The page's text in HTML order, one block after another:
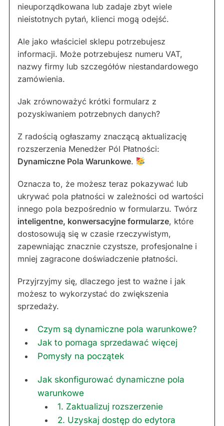
nieuporządkowana lub zadaje zbyt wiele
nieistotnych pytań, klienci mogą odejść.
Ale jako właściciel sklepu potrzebujesz
informacji. Może potrzebujesz numeru VAT,
nazwy firmy lub szczegółów niestandardowego
zamówienia.
Jak zrównoważyć krótki formularz z
pozyskiwaniem potrzebnych danych?
Z radością ogłaszamy znaczącą aktualizację
rozszerzenia Menedżer Pól Płatności:
Dynamiczne Pola Warunkowe.
Oznacza to, że możesz teraz pokazywać lub
ukrywać pola płatności w zależności od wartości
innego pola bezpośrednio w formularzu. Twórz
inteligentne, konwersacyjne formularze, które
dostosowują się w czasie rzeczywistym,
zapewniając znacznie czystsze, profesjonalne i
mniej zagracone doświadczenie płatności.
Przyjrzyjmy się, dlaczego jest to ważne i jak
możesz to wykorzystać do zwiększenia
sprzedaży.
Czym są dynamiczne pola warunkowe?
Jak to pomaga sprzedawać więcej
Pomysły na początek
Jak skonfigurować dynamiczne pola
warunkowe
1. Zaktualizuj rozszerzenie
2. Uzyskaj dostęp do edytora